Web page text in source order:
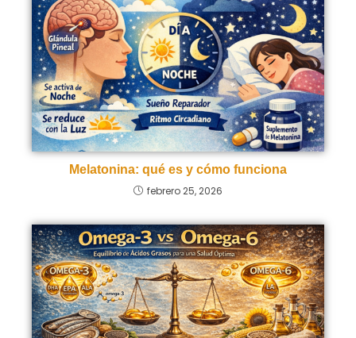
Melatonina: qué es y cómo funciona
febrero 25, 2026